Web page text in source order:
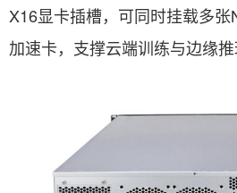
X16显卡插槽，可同时挂载多张
加速卡，支撑云端训练与边缘推